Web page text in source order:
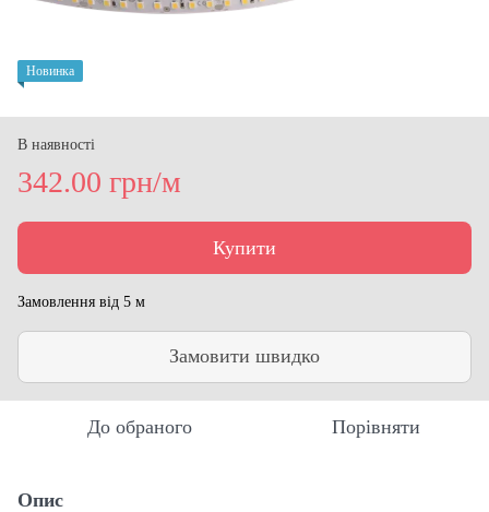
Новинка
В наявності
342.00 грн/м
Купити
Замовлення від 5 м
Замовити швидко
До обраного Порівняти
Опис